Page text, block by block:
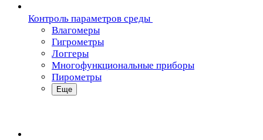
Контроль параметров среды
Влагомеры
Гигрометры
Логгеры
Многофункциональные приборы
Пирометры
Еще